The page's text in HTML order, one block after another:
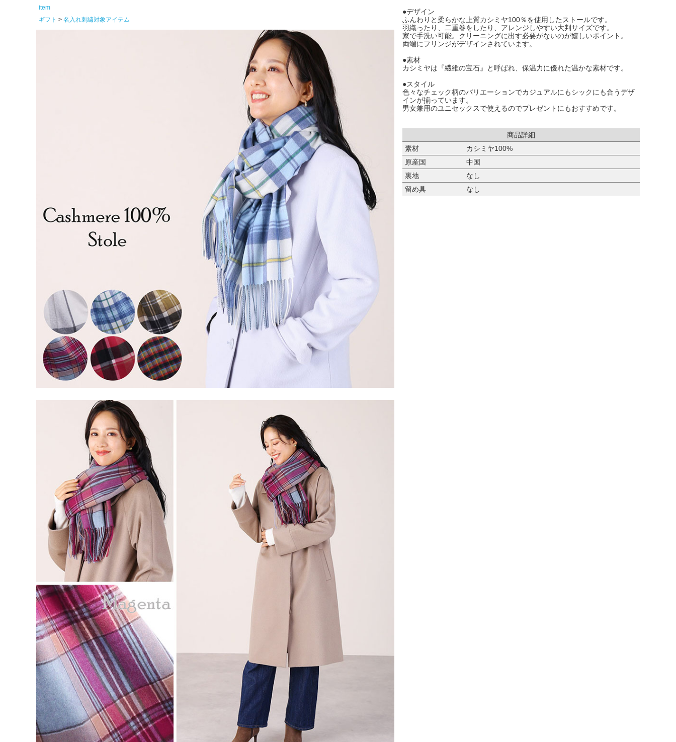
item
ギフト
名入れ刺繍対象アイテム
●デザイン
ふんわりと柔らかな上質カシミヤ100％を使用したストールです。
羽織ったり、二重巻をしたり、アレンジしやすい大判サイズです。
家で手洗い可能。クリーニングに出す必要がないのが嬉しいポイント。
両端にフリンジがデザインされています。
●素材
カシミヤは『繊維の宝石』と呼ばれ、保温力に優れた温かな素材です。
●スタイル
色々なチェック柄のバリエーションでカジュアルにもシックにも合うデザ
インが揃っています。
男女兼用のユニセックスで使えるのでプレゼントにもおすすめです。
商品詳細
素材
カシミヤ100%
原産国
中国
裏地
なし
留め具
なし